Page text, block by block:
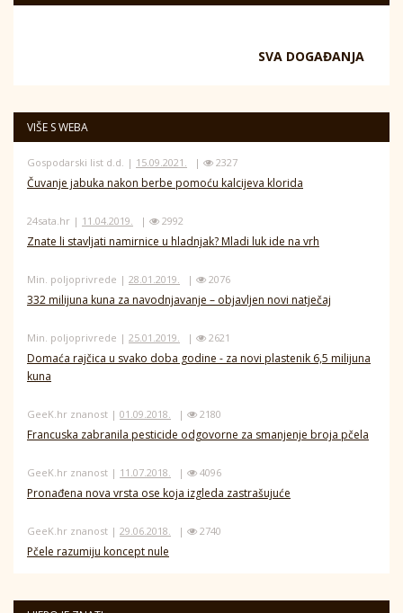
SVA DOGAĐANJA
VIŠE S WEBA
Gospodarski list d.d. | 15.09.2021. | 2327
Čuvanje jabuka nakon berbe pomoću kalcijeva klorida
24sata.hr | 11.04.2019. | 2992
Znate li stavljati namirnice u hladnjak? Mladi luk ide na vrh
Min. poljoprivrede | 28.01.2019. | 2076
332 milijuna kuna za navodnjavanje – objavljen novi natječaj
Min. poljoprivrede | 25.01.2019. | 2621
Domaća rajčica u svako doba godine - za novi plastenik 6,5 milijuna
kuna
GeeK.hr znanost | 01.09.2018. | 2180
Francuska zabranila pesticide odgovorne za smanjenje broja pčela
GeeK.hr znanost | 11.07.2018. | 4096
Pronađena nova vrsta ose koja izgleda zastrašujuće
GeeK.hr znanost | 29.06.2018. | 2740
Pčele razumiju koncept nule